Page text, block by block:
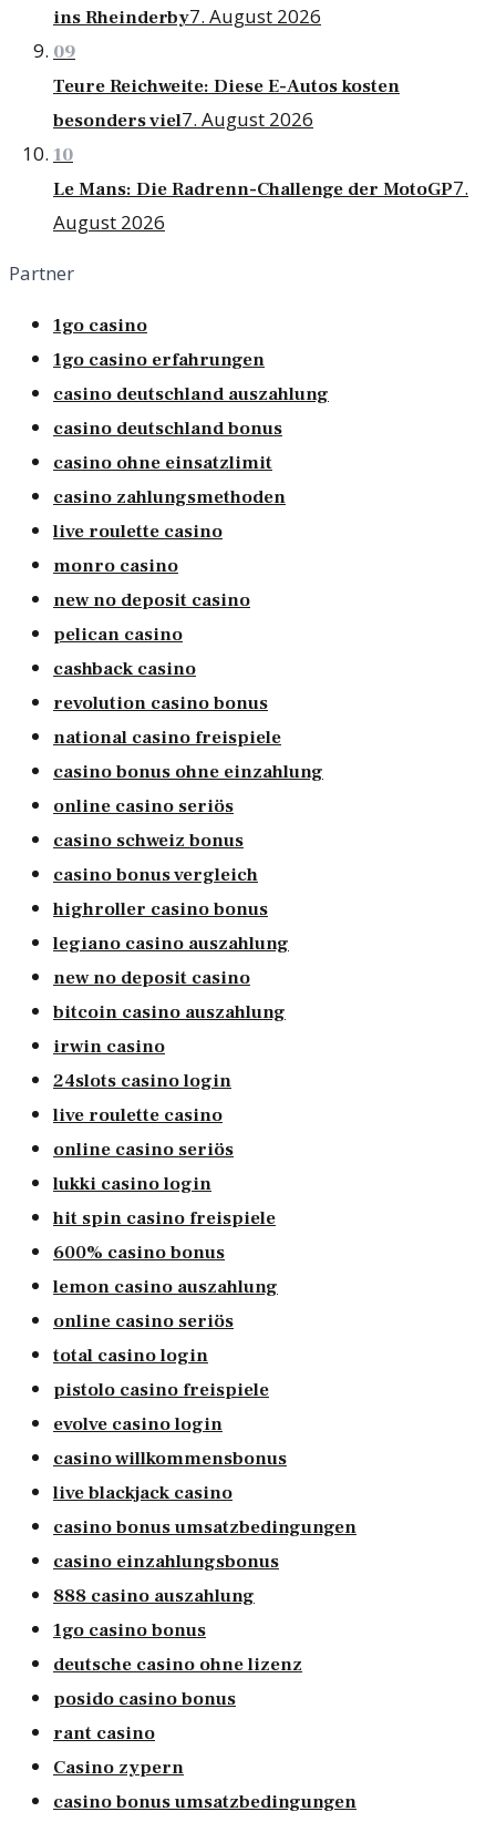
ins Rheinderby7. August 2026
09
Teure Reichweite: Diese E-Autos kosten
besonders viel7. August 2026
10
Le Mans: Die Radrenn-Challenge der MotoGP7.
August 2026
Partner
1go casino
1go casino erfahrungen
casino deutschland auszahlung
casino deutschland bonus
casino ohne einsatzlimit
casino zahlungsmethoden
live roulette casino
monro casino
new no deposit casino
pelican casino
cashback casino
revolution casino bonus
national casino freispiele
casino bonus ohne einzahlung
online casino seriös
casino schweiz bonus
casino bonus vergleich
highroller casino bonus
legiano casino auszahlung
new no deposit casino
bitcoin casino auszahlung
irwin casino
24slots casino login
live roulette casino
online casino seriös
lukki casino login
hit spin casino freispiele
600% casino bonus
lemon casino auszahlung
online casino seriös
total casino login
pistolo casino freispiele
evolve casino login
casino willkommensbonus
live blackjack casino
casino bonus umsatzbedingungen
casino einzahlungsbonus
888 casino auszahlung
1go casino bonus
deutsche casino ohne lizenz
posido casino bonus
rant casino
Casino zypern
casino bonus umsatzbedingungen